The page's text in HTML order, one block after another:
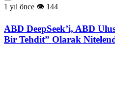
1 yıl önce 144
ABD DeepSeek’i, ABD
Bir Tehdit” Olarak